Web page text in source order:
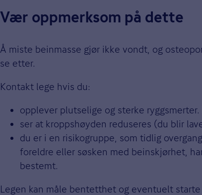
Vær oppmerksom på dette
Å miste beinmasse gjør ikke vondt, og
se etter.
Kontakt lege hvis du:
opplever plutselige og sterke
ser at kroppshøyden reduseres (du blir
du er i en risikogruppe, som tidlig
foreldre eller søsken med beinskjørhet,
bestemt.
Legen kan måle bentetthet og eventuelt